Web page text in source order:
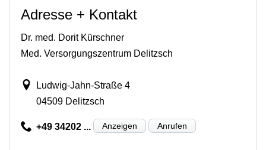
Adresse + Kontakt
Dr. med. Dorit Kürschner
Med. Versorgungszentrum Delitzsch
Ludwig-Jahn-Straße 4
04509 Delitzsch
+49 34202 ... Anzeigen Anrufen